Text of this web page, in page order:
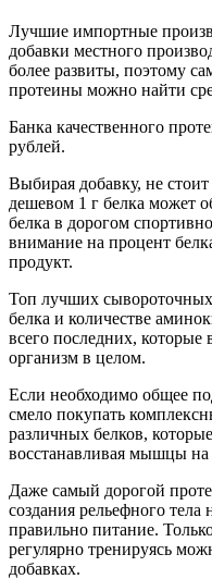
Лучшие импортные
добавки местного
более развиты, поэтому
протеины можно найти
Банка качественного
рублей.
Выбирая добавку, не
дешевом 1 г белка может
белка в дорогом
внимание на процент
продукт.
Топ лучших
белка и количестве
всего последних,
организм в целом.
Если необходимо общее
смело покупать
различных белков,
восстанавливая мышцы на
Даже самый дорогой
создания рельефного
правильно питание.
регулярно тренируясь
добавках.